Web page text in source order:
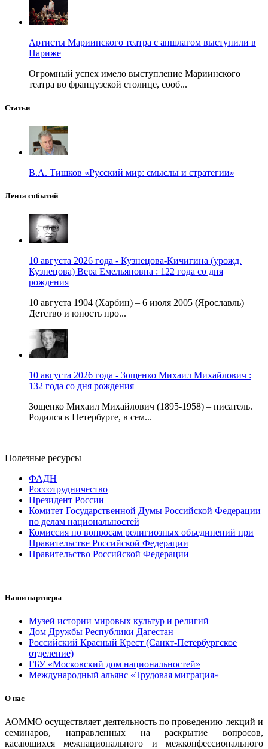
Артисты Мариинского театра с аншлагом выступили в
Париже
Огромный успех имело выступление Мариинского
театра во французской столице, сооб...
Статьи
В.А. Тишков «Русский мир: смыслы и стратегии»
Лента событий
10 августа 2026 года - Кузнецова-Кичигина (урожд.
Кузнецова) Вера Емельяновна : 122 года со дня
рождения
10 августа 1904 (Харбин) – 6 июля 2005 (Ярославль)
Детство и юность про...
10 августа 2026 года - Зощенко Михаил Михайлович :
132 года со дня рождения
Зощенко Михаил Михайлович (1895-1958) – писатель.
Родился в Петербурге, в сем...
Полезные ресурсы
ФАДН
Россотрудничество
Президент России
Комитет Государственной Думы Российской Федерации
по делам национальностей
Комиссия по вопросам религиозных объединений при
Правительстве Российской Федерации
Правительство Российской Федерации
Наши партнеры
Музей истории мировых культур и религий
Дом Дружбы Республики Дагестан
Российский Красный Крест (Санкт-Петербургское
отделение)
ГБУ «Московский дом национальностей»
Международный альянс «Трудовая миграция»
О нас
АОММО осуществляет деятельность по проведению лекций и
семинаров, направленных на раскрытие вопросов,
касающихся межнационального и межконфессионального